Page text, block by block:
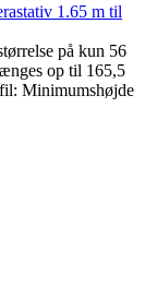
1.65 m til
på kun 56
op til 165,5
Minimumshøjde